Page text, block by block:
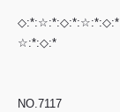
☆:*:◇:*
NO.7117